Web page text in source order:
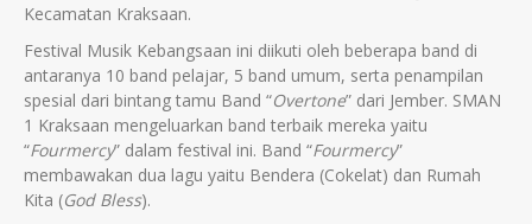
Kecamatan Kraksaan.
Festival Musik Kebangsaan ini diikuti oleh beberapa band di
antaranya 10 band pelajar, 5 band umum, serta penampilan
spesial dari bintang tamu Band “Overtone” dari Jember. SMAN
1 Kraksaan mengeluarkan band terbaik mereka yaitu
“Fourmercy” dalam festival ini. Band “Fourmercy”
membawakan dua lagu yaitu Bendera (Cokelat) dan Rumah
Kita (God Bless).